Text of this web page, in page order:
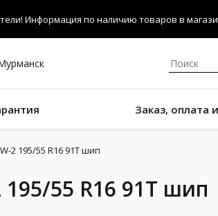
Информация по наличию товаров в
Заказ, оплата
2 195/55 R16 91T шип
55 R16 91T шип